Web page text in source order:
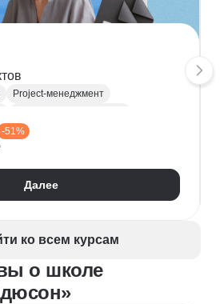
Project-менеджмент
рисками
проектами
командой
-51%
Далее
ко всем курсам
о школе